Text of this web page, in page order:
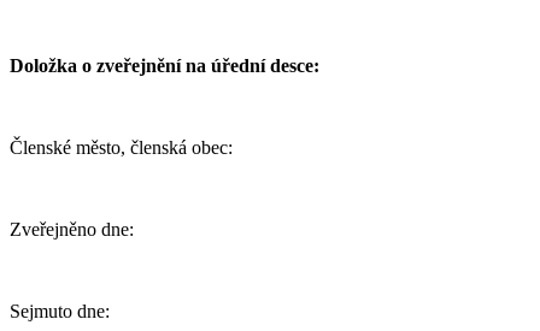
Doložka o zveřejnění na úřední desce:
Členské město, členská obec:
Zveřejněno dne:
Sejmuto dne: